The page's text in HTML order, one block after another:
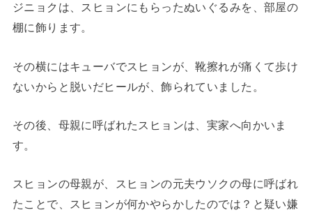
ジニョクは、スヒョンにもらったぬいぐるみを、部屋の
棚に飾ります。
その横にはキューバでスヒョンが、靴擦れが痛くて歩け
ないからと脱いだヒールが、飾られていました。
その後、母親に呼ばれたスヒョンは、実家へ向かいま
す。
スヒョンの母親が、スヒョンの元夫ウソクの母に呼ばれ
たことで、スヒョンが何かやらかしたのでは？と疑い嫌